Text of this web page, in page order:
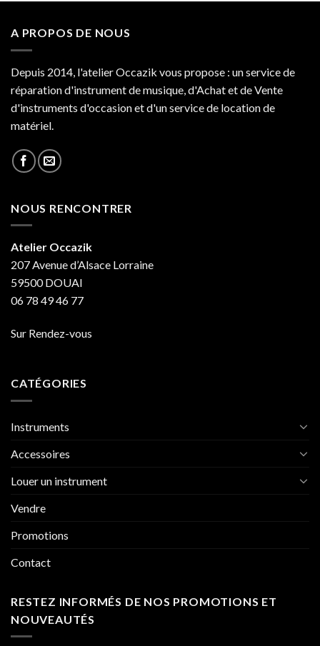
A PROPOS DE NOUS
Depuis 2014, l'atelier Occazik vous propose : un service de
réparation d'instrument de musique, d'Achat et de Vente
d'instruments d'occasion et d'un service de location de
matériel.
NOUS RENCONTRER
Atelier Occazik
207 Avenue d’Alsace Lorraine
59500 DOUAI
06 78 49 46 77
Sur Rendez-vous
CATÉGORIES
Instruments
Accessoires
Louer un instrument
Vendre
Promotions
Contact
RESTEZ INFORMÉS DE NOS PROMOTIONS ET
NOUVEAUTÉS